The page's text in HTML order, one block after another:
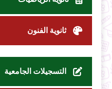
ثانوية الفنون
التسجيلات الجامعية